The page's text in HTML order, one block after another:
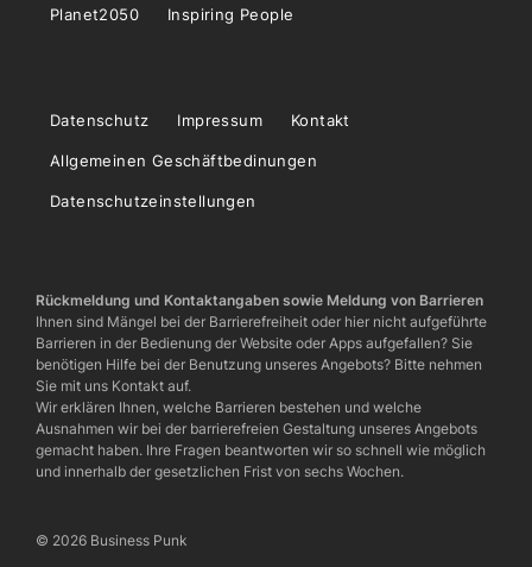
Planet2050 Inspiring People
Datenschutz Impressum Kontakt
Allgemeinen Geschäftbedinungen
Datenschutzeinstellungen
Rückmeldung und Kontaktangaben sowie Meldung von Barrieren
Ihnen sind Mängel bei der Barrierefreiheit oder hier nicht aufgeführte
Barrieren in der Bedienung der Website oder Apps aufgefallen? Sie
benötigen Hilfe bei der Benutzung unseres Angebots? Bitte nehmen
Sie mit uns Kontakt auf.
Wir erklären Ihnen, welche Barrieren bestehen und welche
Ausnahmen wir bei der barrierefreien Gestaltung unseres Angebots
gemacht haben. Ihre Fragen beantworten wir so schnell wie möglich
und innerhalb der gesetzlichen Frist von sechs Wochen.
© 2026 Business Punk